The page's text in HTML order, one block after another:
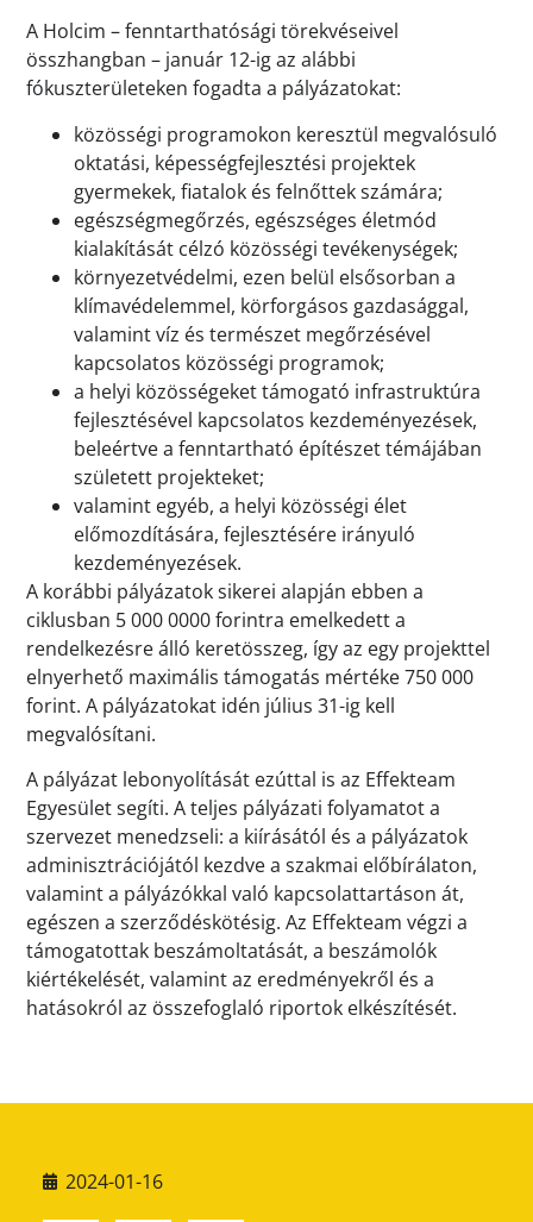
A Holcim – fenntarthatósági törekvéseivel
összhangban – január 12-ig az alábbi
fókuszterületeken fogadta a pályázatokat:
közösségi programokon keresztül megvalósuló
oktatási, képességfejlesztési projektek
gyermekek, fiatalok és felnőttek számára;
egészségmegőrzés, egészséges életmód
kialakítását célzó közösségi tevékenységek;
környezetvédelmi, ezen belül elsősorban a
klímavédelemmel, körforgásos gazdasággal,
valamint víz és természet megőrzésével
kapcsolatos közösségi programok;
a helyi közösségeket támogató infrastruktúra
fejlesztésével kapcsolatos kezdeményezések,
beleértve a fenntartható építészet témájában
született projekteket;
valamint egyéb, a helyi közösségi élet
előmozdítására, fejlesztésére irányuló
kezdeményezések.
A korábbi pályázatok sikerei alapján ebben a
ciklusban 5 000 0000 forintra emelkedett a
rendelkezésre álló keretösszeg, így az egy projekttel
elnyerhető maximális támogatás mértéke 750 000
forint. A pályázatokat idén július 31-ig kell
megvalósítani.
A pályázat lebonyolítását ezúttal is az Effekteam
Egyesület segíti. A teljes pályázati folyamatot a
szervezet menedzseli: a kiírásától és a pályázatok
adminisztrációjától kezdve a szakmai előbírálaton,
valamint a pályázókkal való kapcsolattartáson át,
egészen a szerződéskötésig. Az Effekteam végzi a
támogatottak beszámoltatását, a beszámolók
kiértékelését, valamint az eredményekről és a
hatásokról az összefoglaló riportok elkészítését.
2024-01-16